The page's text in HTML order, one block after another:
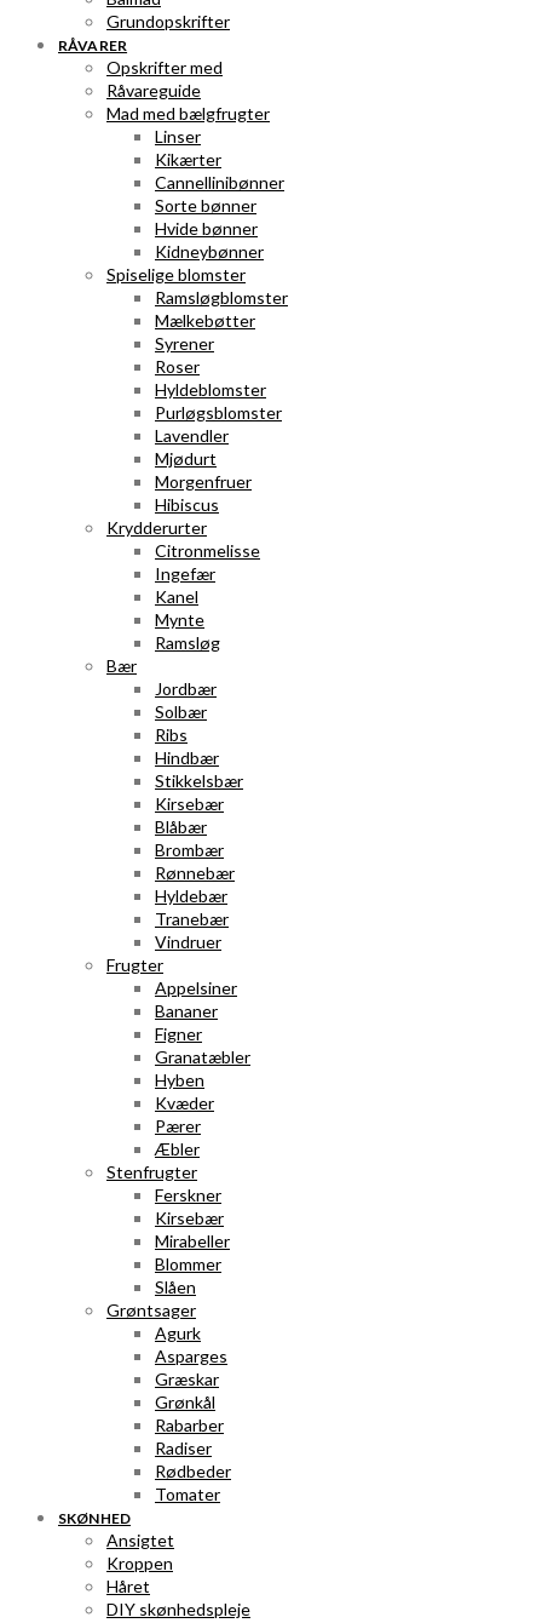
Grundopskrifter
RÅVARER
Opskrifter med
Råvareguide
Mad med bælgfrugter
Linser
Kikærter
Cannellinibønner
Sorte bønner
Hvide bønner
Kidneybønner
Spiselige blomster
Ramsløgblomster
Mælkebøtter
Syrener
Roser
Hyldeblomster
Purløgsblomster
Lavendler
Mjødurt
Morgenfruer
Hibiscus
Krydderurter
Citronmelisse
Ingefær
Kanel
Mynte
Ramsløg
Bær
Jordbær
Solbær
Ribs
Hindbær
Stikkelsbær
Kirsebær
Blåbær
Brombær
Rønnebær
Hyldebær
Tranebær
Vindruer
Frugter
Appelsiner
Bananer
Figner
Granatæbler
Hyben
Kvæder
Pærer
Æbler
Stenfrugter
Ferskner
Kirsebær
Mirabeller
Blommer
Slåen
Grøntsager
Agurk
Asparges
Græskar
Grønkål
Rabarber
Radiser
Rødbeder
Tomater
SKØNHED
Ansigtet
Kroppen
Håret
DIY skønhedspleje